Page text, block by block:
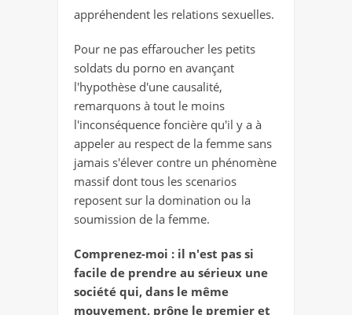
appréhendent les relations sexuelles.
Pour ne pas effaroucher les petits
soldats du porno en avançant
l'hypothèse d'une causalité,
remarquons à tout le moins
l'inconséquence foncière qu'il y a à
appeler au respect de la femme sans
jamais s'élever contre un phénomène
massif dont tous les scenarios
reposent sur la domination ou la
soumission de la femme.
Comprenez-moi : il n'est pas si
facile de prendre au sérieux une
société qui, dans le même
mouvement, prône le premier et